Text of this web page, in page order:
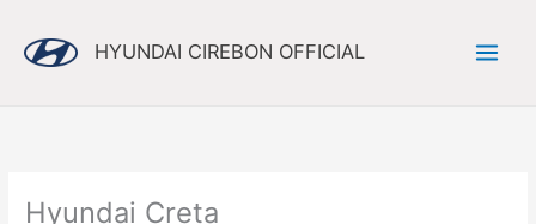
content
HYUNDAI CIREBON OFFICIAL
Hyundai Creta